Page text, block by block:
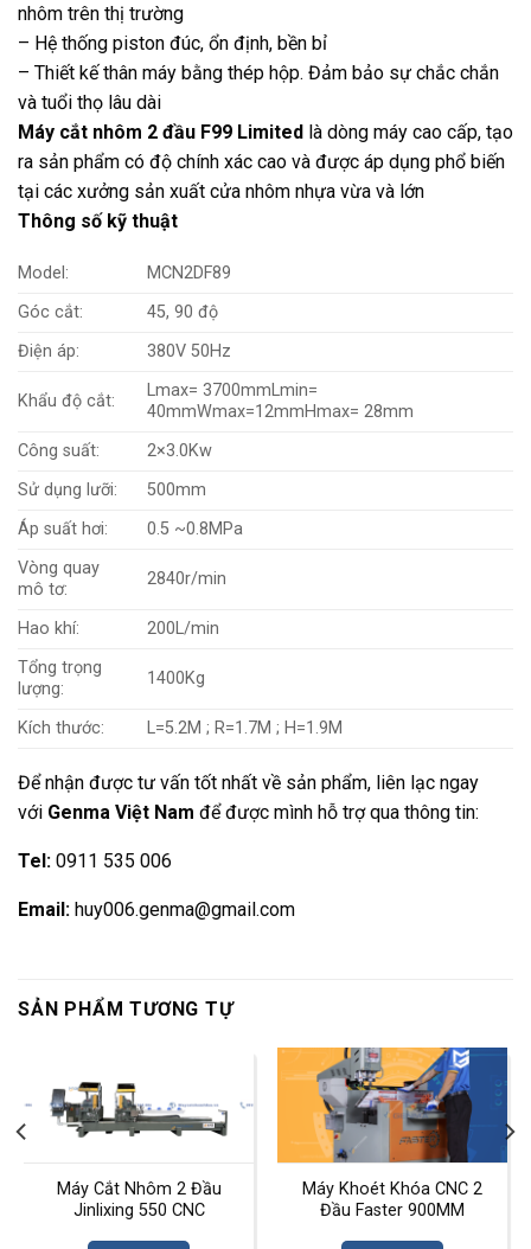
nhôm trên thị trường
– Hệ thống piston đúc, ổn định, bền bỉ
– Thiết kế thân máy bằng thép hộp. Đảm bảo sự chắc chắn
và tuổi thọ lâu dài
Máy cắt nhôm 2 đầu F99 Limited là dòng máy cao cấp, tạo
ra sản phẩm có độ chính xác cao và được áp dụng phổ biến
tại các xưởng sản xuất cửa nhôm nhựa vừa và lớn
Thông số kỹ thuật
Model:
MCN2DF89
Góc cắt:
45, 90 độ
Điện áp:
380V 50Hz
Khẩu độ cắt:
Lmax= 3700mmLmin=
40mmWmax=12mmHmax= 28mm
Công suất:
2×3.0Kw
Sử dụng lưỡi:
500mm
Áp suất hơi:
0.5 ~0.8MPa
Vòng quay
mô tơ:
2840r/min
Hao khí:
200L/min
Tổng trọng
lượng:
1400Kg
Kích thước: L=5.2M ; R=1.7M ; H=1.9M
Để nhận được tư vấn tốt nhất về sản phẩm, liên lạc ngay
với Genma Việt Nam để được mình hỗ trợ qua thông tin:
Tel: 0911 535 006
Email: huy006.genma@gmail.com
SẢN PHẨM TƯƠNG TỰ
Máy Cắt Nhôm 2 Đầu
Jinlixing 550 CNC
Máy Khoét Khóa CNC 2
Đầu Faster 900MM